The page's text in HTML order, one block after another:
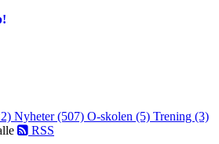
Nyheter (507) O-skolen (5) Trening (3)
RSS